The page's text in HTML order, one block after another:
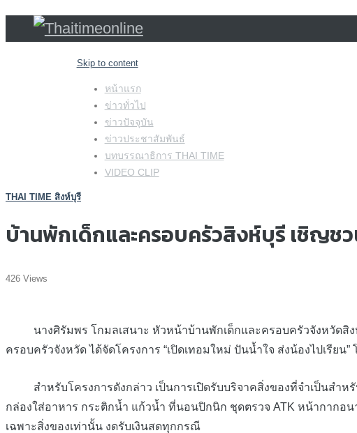
Skip to content
หน้าแรก
ข่าวทั่วไป
ข่าวปัจจุบัน
ข่าวประชาสัมพันธ์
บทบรรณาธิการ THAI TIME
VIDEO CLIP
THAI TIME สิงห์บุรี
บ้านพักเด็กและครอบครัวสิงห์บุรี เชิญชว
426 Views
นางศิรัมพร โกมลเสนาะ หัวหน้าบ้านพักเด็กและครอบครัวจังหวัดสิง
ครอบครัวจังหวัด ได้จัดโครงการ “เปิดเทอมใหม่ ปันน้ำใจ ส่งน้องไปเรี
สำหรับโครงการดังกล่าว เป็นการเปิดรับบริจาคสิ่งของที่จำเป็นสำหรับ
กล่องใส่อาหาร กระติกน้ำ แก้วน้ำ ที่นอนปิกนิก ชุดตรวจ ATK หน้ากากอ
เฉพาะสิ่งของเท่านั้น งดรับเงินสดทุกกรณี